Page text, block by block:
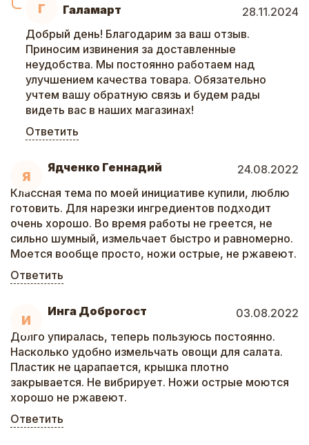
Г Галамарт
28.11.2024
Добрый день! Благодарим за ваш отзыв.
Приносим извинения за доставленные
неудобства. Мы постоянно работаем над
улучшением качества товара. Обязательно
учтем вашу обратную связь и будем рады
видеть вас в наших магазинах!
Ответить
Я
Ядченко Геннадий
24.08.2022
Классная тема по моей инициативе купили, люблю
готовить. Для нарезки ингредиентов подходит
очень хорошо. Во время работы не греется, не
сильно шумный, измельчает быстро и равномерно.
Моется вообще просто, ножи острые, не ржавеют.
Ответить
И
Инга Доброгост
03.08.2022
Долго упиралась, теперь пользуюсь постоянно.
Насколько удобно измельчать овощи для салата.
Пластик не царапается, крышка плотно
закрывается. Не вибрирует. Ножи острые моются
хорошо не ржавеют.
Ответить